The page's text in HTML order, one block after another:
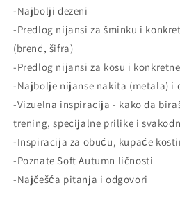
-Najbolji dezeni
-Predlog nijansi za šminku i
(brend, šifra)
-Predlog nijansi za kosu i
-Najbolje nijanse nakita (metala) i
-Vizuelna inspiracija - kako da
trening, specijalne prilike i
-Inspiracija za obuću, kupaće
-Poznate Soft Autumn ličnosti
-Najčešća pitanja i odgovori